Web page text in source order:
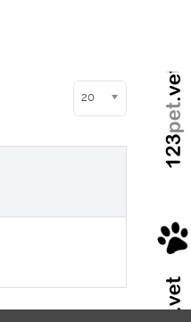
Anzeige #
20